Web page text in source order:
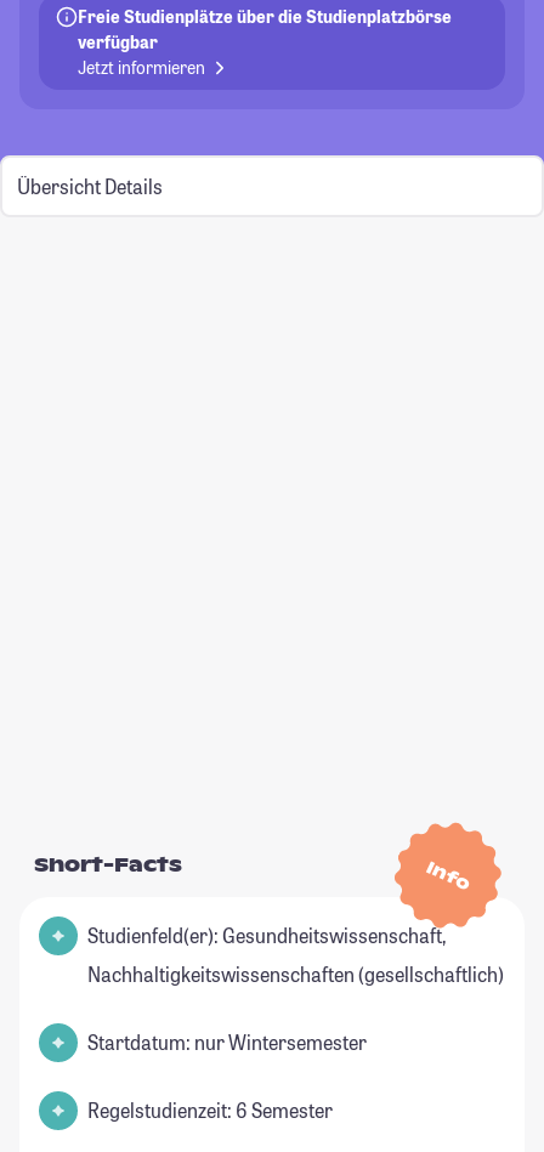
Freie Studienplätze über die Studienplatzbörse
verfügbar
Jetzt informieren
Übersicht Details
Info
Short-Facts
Studienfeld(er): Gesundheitswissenschaft,
Nachhaltigkeitswissenschaften (gesellschaftlich)
Startdatum: nur Wintersemester
Regelstudienzeit: 6 Semester